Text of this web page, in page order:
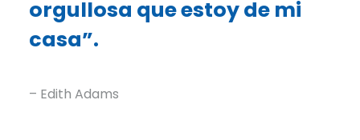
orgullosa que estoy de mi
casa”.
– Edith Adams